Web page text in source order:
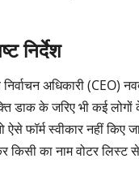
निर्देश
अधिकारी (CEO)
डाक के जरिए भी कई लोगों
फॉर्म स्वीकार नहीं किए
किसी का नाम वोटर लिस्ट